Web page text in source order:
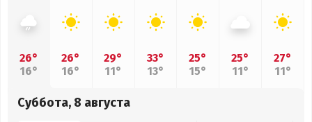
26°
16°
26°
16°
29°
11°
33°
13°
25°
15°
25°
11°
27°
11°
Суббота, 8 августа